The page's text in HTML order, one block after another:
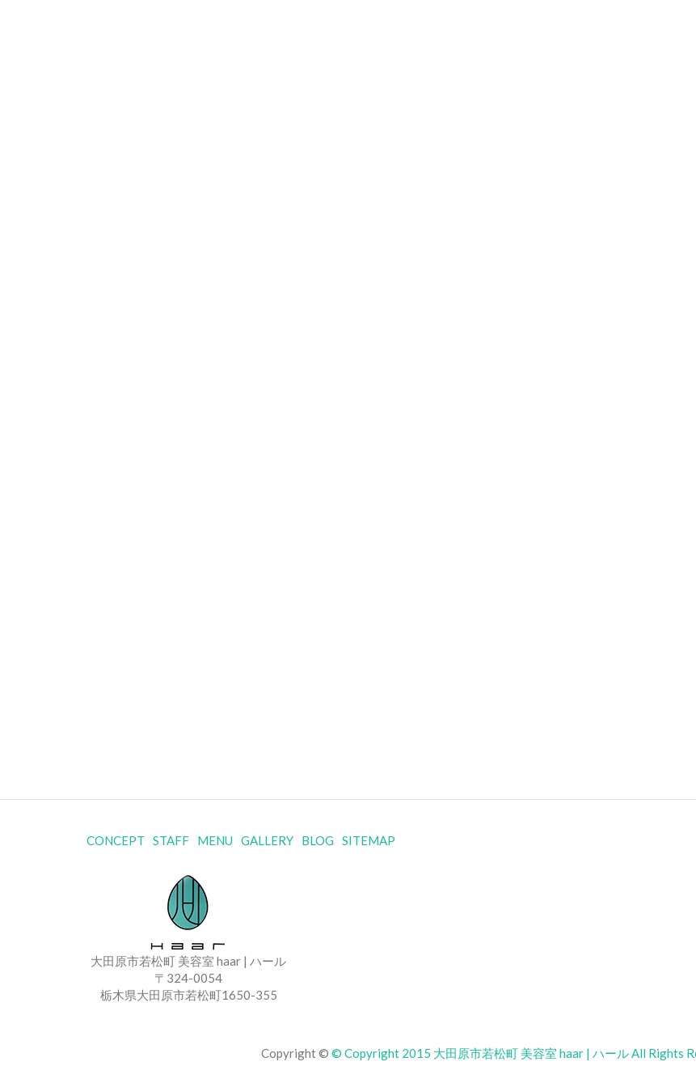
CONCEPT STAFF MENU GALLERY BLOG SITEMAP
大田原市若松町 美容室 haar | ハール
〒324-0054
栃木県大田原市若松町1650-355
Copyright © © Copyright 2015 大田原市若松町 美容室 haar | ハール All Rights